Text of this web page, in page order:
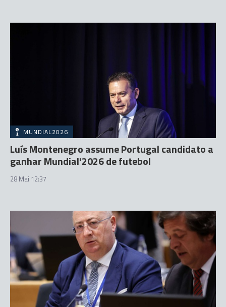
MUNDIAL2026
Luís Montenegro assume Portugal candidato a
ganhar Mundial'2026 de futebol
28 Mai 12:37